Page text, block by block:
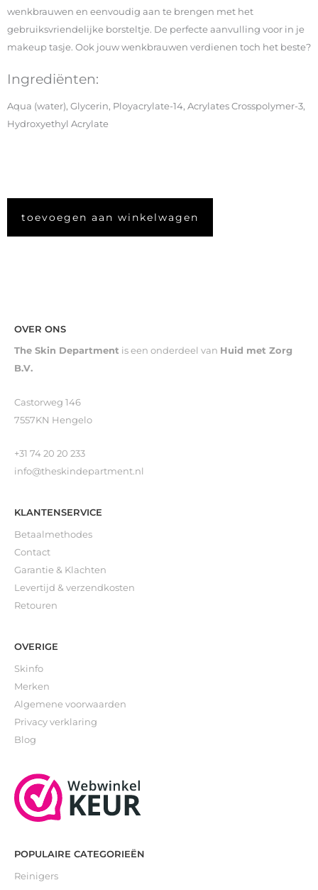
wenkbrauwen en eenvoudig aan te brengen met het
gebruiksvriendelijke borsteltje. De perfecte aanvulling voor in je
makeup tasje. Ook jouw wenkbrauwen verdienen toch het beste?
Ingrediënten:
Aqua (water), Glycerin, Ployacrylate-14, Acrylates Crosspolymer-3,
Hydroxyethyl Acrylate
toevoegen aan winkelwagen
OVER ONS
The Skin Department is een onderdeel van Huid met Zorg
B.V.
Castorweg 146
7557KN Hengelo
+31 74 20 20 233
info@theskindepartment.nl
KLANTENSERVICE
Betaalmethodes
Contact
Garantie & Klachten
Levertijd & verzendkosten
Retouren
OVERIGE
Skinfo
Merken
Algemene voorwaarden
Privacy verklaring
Blog
POPULAIRE CATEGORIEËN
Reinigers